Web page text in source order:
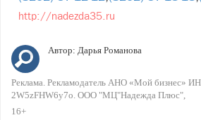
http://nadezda35.ru
Автор: Дарья Романова
Реклама. Рекламодатель АНО «Мой бизнес»
2W5zFHW6y7o. ООО "МЦ"Надежда Плюс"
16+